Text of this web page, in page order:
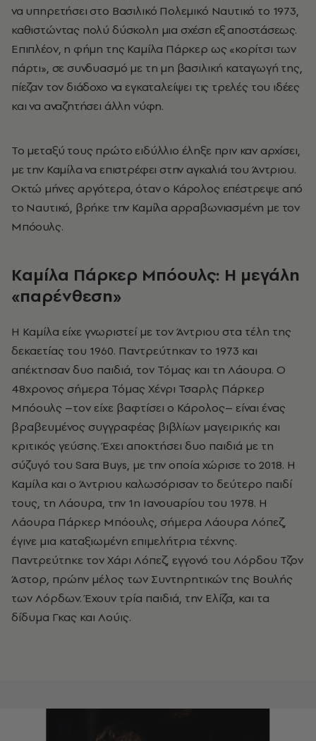
να υπηρετήσει στο Βασιλικό Πολεμικό Ναυτικό το 1973,
καθιστώντας πολύ δύσκολη μια σχέση εξ αποστάσεως.
Επιπλέον, η φήμη της Καμίλα Πάρκερ ως «κορίτσι των
πάρτι», σε συνδυασμό με τη μη βασιλική καταγωγή της,
πίεζαν τον διάδοχο να εγκαταλείψει τις τρελές του ιδέες
και να αναζητήσει άλλη νύφη.
Το μεταξύ τους πρώτο ειδύλλιο έληξε πριν καν αρχίσει,
με την Καμίλα να επιστρέφει στην αγκαλιά του Άντριου.
Οκτώ μήνες αργότερα, όταν ο Κάρολος επέστρεψε από
το Ναυτικό, βρήκε την Καμίλα αρραβωνιασμένη με τον
Μπόουλς.
Καμίλα Πάρκερ Μπόουλς: Η μεγάλη
«παρένθεση»
Η Καμίλα είχε γνωριστεί με τον Άντριου στα τέλη της
δεκαετίας του 1960. Παντρεύτηκαν το 1973 και
απέκτησαν δυο παιδιά, τον Τόμας και τη Λάουρα. Ο
48χρονος σήμερα Τόμας Χένρι Τσαρλς Πάρκερ
Μπόουλς –τον είχε βαφτίσει ο Κάρολος– είναι ένας
βραβευμένος συγγραφέας βιβλίων μαγειρικής και
κριτικός γεύσης. Έχει αποκτήσει δυο παιδιά με τη
σύζυγό του Sara Buys, με την οποία χώρισε το 2018. Η
Καμίλα και ο Άντριου καλωσόρισαν το δεύτερο παιδί
τους, τη Λάουρα, την 1η Ιανουαρίου του 1978. Η
Λάουρα Πάρκερ Μπόουλς, σήμερα Λάουρα Λόπεζ,
έγινε μια καταξιωμένη επιμελήτρια τέχνης.
Παντρεύτηκε τον Χάρι Λόπεζ, εγγονό του Λόρδου Τζον
Άστορ, πρώην μέλος των Συντηρητικών της Βουλής
των Λόρδων. Έχουν τρία παιδιά, την Ελίζα, και τα
δίδυμα Γκας και Λούις.